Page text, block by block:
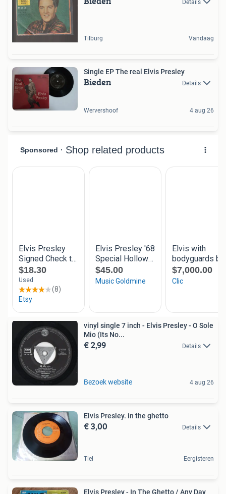
Details
Tilburg Vandaag
Single EP The real Elvis Presley
Bieden Details
Wervershoof 4 aug 26
vinyl single 7 inch - Elvis Presley - O Sole
Mio (Its No...
€ 2,99 Details
Bezoek website 4 aug 26
Elvis Presley. in the ghetto
€ 3,00 Details
Tiel Eergisteren
Elvis Presley - In The Ghetto / Any Day